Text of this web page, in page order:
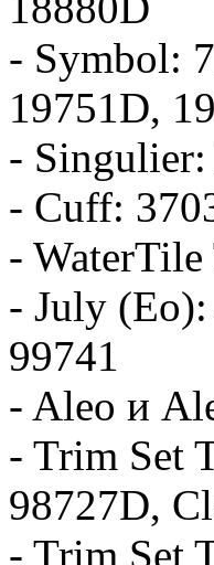
- Symbol:
19751D,
-
- Cuff:
-
- July
99741
- Aleo и
- Trim Set
98727D,
- Trim Set